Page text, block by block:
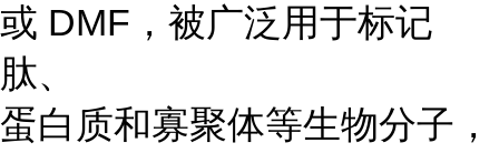
或 DMF，被广泛用于标记
肽、
蛋白质和寡聚体等生物分子，